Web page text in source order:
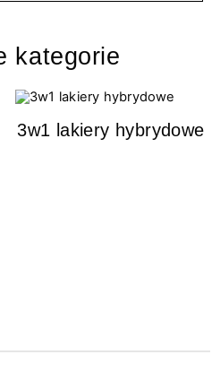
kategorie
3w1 lakiery hybrydowe